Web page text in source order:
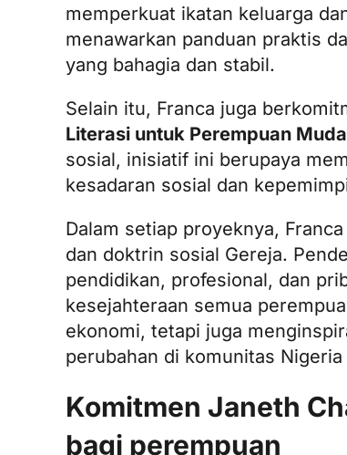
memperkuat ikatan keluarga
menawarkan panduan praktis
yang bahagia dan stabil.
Selain itu, Franca juga
Literasi untuk Perempuan Muda
sosial, inisiatif ini berupaya
kesadaran sosial dan
Dalam setiap proyeknya,
dan doktrin sosial Gereja.
pendidikan, profesional, dan
kesejahteraan semua
ekonomi, tetapi juga
perubahan di komunitas
Komitmen Janeth
bagi perempuan